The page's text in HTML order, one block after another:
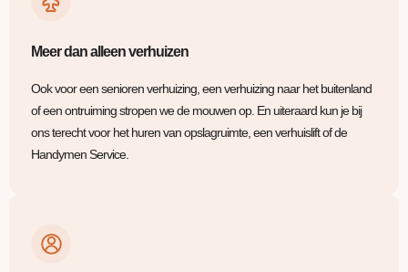
Meer dan alleen verhuizen
Ook voor een senioren verhuizing, een verhuizing naar het buitenland
of een ontruiming stropen we de mouwen op. En uiteraard kun je bij
ons terecht voor het huren van opslagruimte, een verhuislift of de
Handymen Service.